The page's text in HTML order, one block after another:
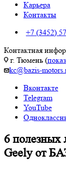
Карьера
Контакты
+7 (3452)
Контактная
г. Тюмень (
kc@bazis-
Вконтакте
Telegram
YouTube
6 полезных
Geely от